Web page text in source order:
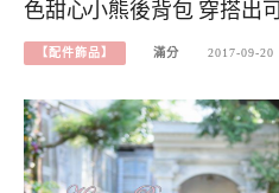
色甜心小熊後背包 穿搭出
【配件飾品】 滿分 2017-09-20